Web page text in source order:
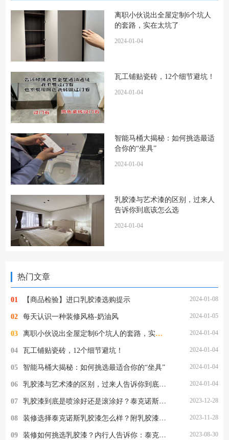
离职小伙说出全屋定制6个坑人
的套路，实在太坑了
2024-01-04
瓦工铺贴瓷砖，12个细节避坑！
2024-01-04
智能马桶大揭秘：如何挑选最适
合你的“坐具”
2024-01-04
乳胶漆与艺术漆的区别，过来人
告诉你到底该怎么选
2024-01-04
热门文章
01 【商品检验】进口乳胶漆选购提示 2024-01-08
02 每天认识一种装修风格-奶油风 2024-01-05
03 离职小伙说出全屋定制6个坑人的套路，实在太坑了 2024-01-04
04 瓦工铺贴瓷砖，12个细节避坑！ 2024-01-04
05 智能马桶大揭秘：如何挑选最适合你的“坐具” 2024-01-04
06 乳胶漆与艺术漆的区别，过来人告诉你到底该怎么选 2024-01-04
07 乳胶漆到底是喷涂好还是滚涂好？泰克诺斯乳胶漆施工方式详解 2023-12-28
08 装修选择泰克诺斯乳胶漆怎么样？附乳胶漆施工流程 2023-11-28
09 装修如何挑选乳胶漆？内行人告诉你：泰克诺斯乳胶漆真的好吗？ 2023-08-30